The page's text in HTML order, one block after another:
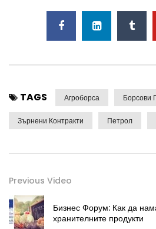
TAGS Агроборса Борсови
Зърнени Контракти Петрол
Previous Video
Бизнес Форум: Как да
хранителните продукти